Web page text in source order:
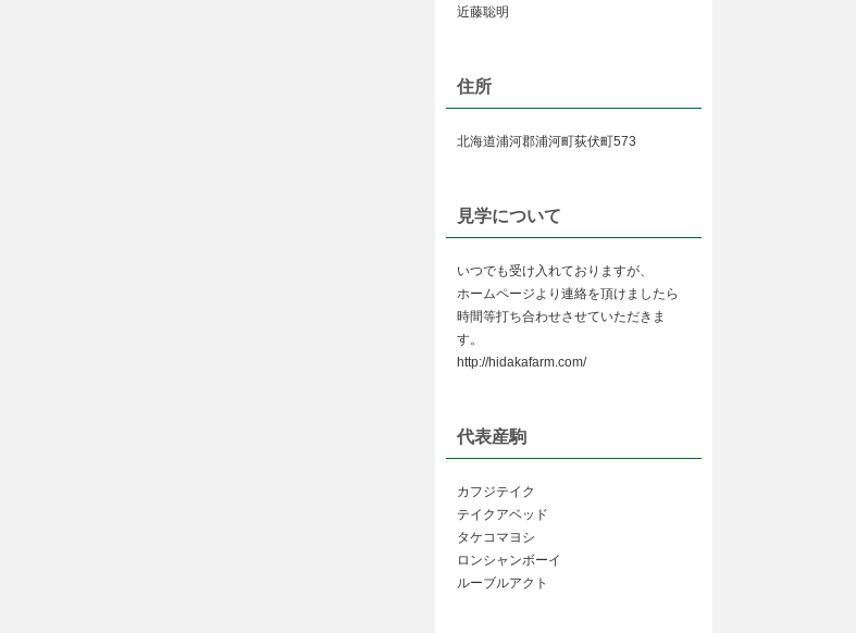
近藤聡明
住所
北海道浦河郡浦河町荻伏町573
見学について
いつでも受け入れておりますが、
ホームページより連絡を頂けましたら
時間等打ち合わせさせていただきま
す。
http://hidakafarm.com/
代表産駒
カフジテイク
テイクアベッド
タケコマヨシ
ロンシャンボーイ
ルーブルアクト